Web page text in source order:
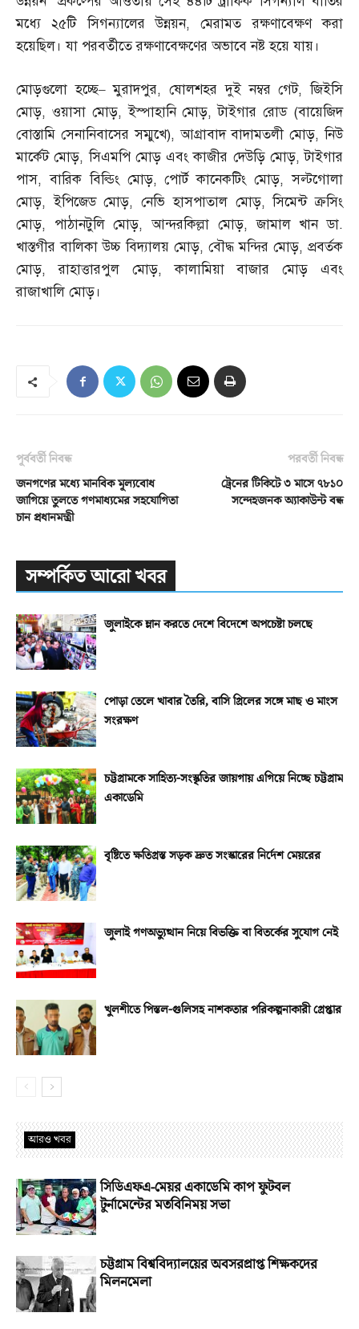
মধ্যে ২৫টি সিগন্যালের উন্নয়ন,মেরামত রক্ষণাবেক্ষণ করা
হয়েছিল। যা পরবর্তীতে রক্ষণাবেক্ষণের অভাবে নষ্ট হয়ে যায়।
মোড়গুলো হচ্ছে–মুরাদপুর,ষোলশহর দুই নম্বর গেট,জিইসি
মোড়, ওয়াসা মোড়,ইস্পাহানি মোড়,টাইগার রোড (বায়েজিদ
বোস্তামি সেনানিবাসের সম্মুখে),আগ্রাবাদ বাদামতলী মোড়,নিউ
মার্কেট মোড়,সিএমপি মোড় এবং কাজীর দেউড়ি মোড়,টাইগার
পাস,বারিক বিল্ডিং মোড়,পোর্ট কানেকটিং মোড়,সল্টগোলা
মোড়,ইপিজেড মোড়,নেভি হাসপাতাল মোড়,সিমেন্ট ক্রসিং
মোড়, পাঠানটুলি মোড়,আন্দরকিল্লা মোড়,জামাল খান ডা.
খাস্তগীর বালিকা উচ্চ বিদ্যালয় মোড়, বৌদ্ধ মন্দির মোড়, প্রবর্তক
মোড়,রাহাত্তারপুল মোড়,কালামিয়া বাজার মোড় এবং
রাজাখালি মোড়।
পূর্ববর্তী নিবন্ধ
জনগণের মধ্যে মানবিক মূল্যবোধ
জাগিয়ে তুলতে গণমাধ্যমের সহযোগিতা
চান প্রধানমন্ত্রী
পরবর্তী নিবন্ধ
ট্রেনের টিকিটে ৩ মাসে ৭৮১০
সন্দেহজনক অ্যাকাউন্ট বন্ধ
সম্পর্কিত আরো খবর
জুলাইকে ম্লান করতে দেশে বিদেশে অপচেষ্টা চলছে
পোড়া তেলে খাবার তৈরি, বাসি গ্রিলের সঙ্গে মাছ ও মাংস
সংরক্ষণ
চট্টগ্রামকে সাহিত্য-সংস্কৃতির জায়গায় এগিয়ে নিচ্ছে চট্টগ্রাম
একাডেমি
বৃষ্টিতে ক্ষতিগ্রস্ত সড়ক দ্রুত সংস্কারের নির্দেশ মেয়রের
জুলাই গণঅভ্যুত্থান নিয়ে বিভক্তি বা বিতর্কের সুযোগ নেই
খুলশীতে পিস্তল-গুলিসহ নাশকতার পরিকল্পনাকারী গ্রেপ্তার
আরও খবর
সিডিএফএ-মেয়র একাডেমি কাপ ফুটবল
টুর্নামেন্টের মতবিনিময় সভা
চট্টগ্রাম বিশ্ববিদ্যালয়ের অবসরপ্রাপ্ত শিক্ষকদের
মিলনমেলা